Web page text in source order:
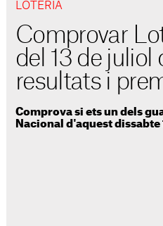
LOTERIA
Comprovar
del 13 de juliol
resultats i
Comprova si ets un dels
Nacional d'aquest